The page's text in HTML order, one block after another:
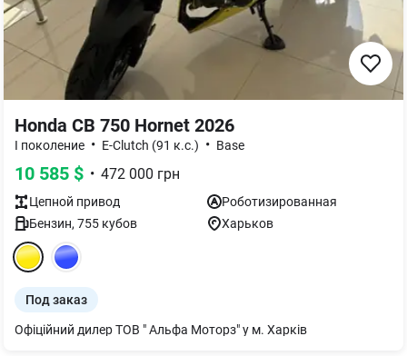
Honda CB 750 Hornet 2026
I поколение • E-Clutch (91 к.с.) • Base
10 585 $ • 472 000 грн
Цепной привод
Роботизированная
Бензин, 755 кубов Харьков
Под заказ
Офіційний дилер ТОВ " Альфа Моторз" у м. Харків